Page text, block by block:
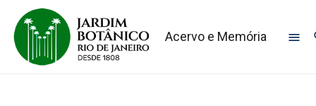
Acervo e Memória